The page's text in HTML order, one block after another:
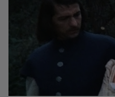
Cum ne-a îmbolnăvit telefonul
acolo: Mai încet, fă ...